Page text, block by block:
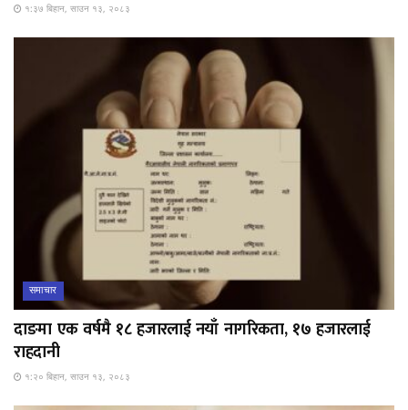
१:३७ बिहान, साउन १३, २०८३
समाचार
दाङमा एक वर्षमै १८ हजारलाई नयाँ नागरिकता, १७ हजारलाई
राहदानी
१:२० बिहान, साउन १३, २०८३